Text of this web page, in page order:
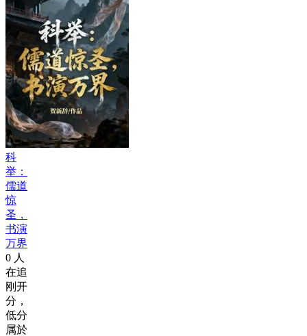
科
举：
儒道
惊
圣，
书演
万界
0 人
在追
刚开
分，
低分
属於